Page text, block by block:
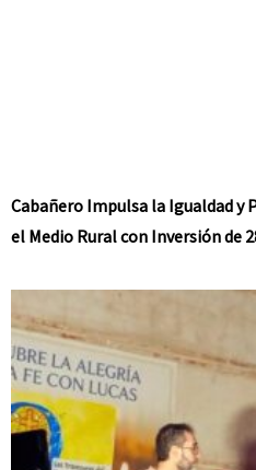
Cabañero Impulsa la Igualdad y
el Medio Rural con Inversión de